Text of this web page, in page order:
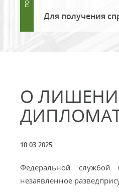
Для получения
О
10.03.2025
Федеральной службой
незаявленное